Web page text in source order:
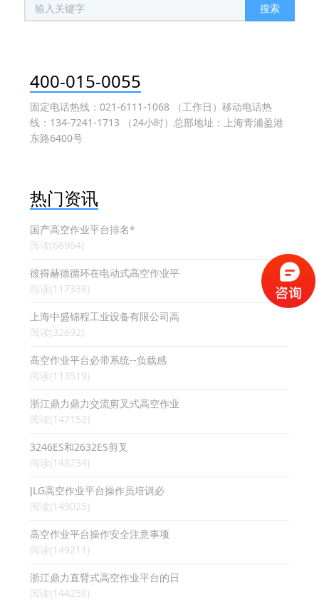
搜索
400-015-0055
固定电话热线：021-6111-1068 （工作日）移动电话热
线：134-7241-1713 （24小时）总部地址：上海青浦盈港
东路6400号
热门资讯
国产高空作业平台排名*
阅读(68964)
彼得赫德循环在电动式高空作业平
阅读(117338)
上海中盛锦程工业设备有限公司高
阅读(32692)
高空作业平台必带系统--负载感
阅读(113519)
浙江鼎力鼎力交流剪叉式高空作业
阅读(147152)
3246ES和2632ES剪叉
阅读(148734)
JLG高空作业平台操作员培训必
阅读(149025)
高空作业平台操作安全注意事项
阅读(149211)
浙江鼎力直臂式高空作业平台的日
阅读(144258)